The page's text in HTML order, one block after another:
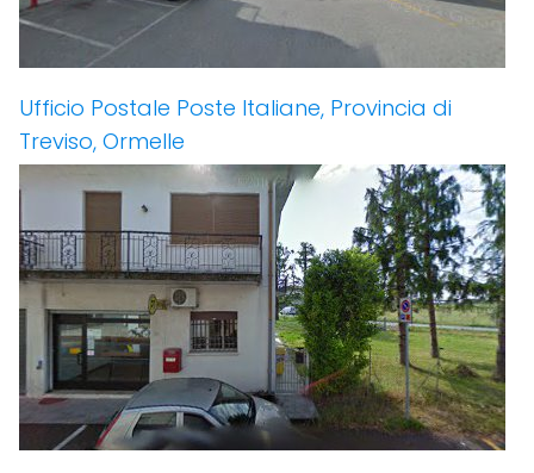
Ufficio Postale Poste Italiane, Provincia di
Treviso, Ormelle